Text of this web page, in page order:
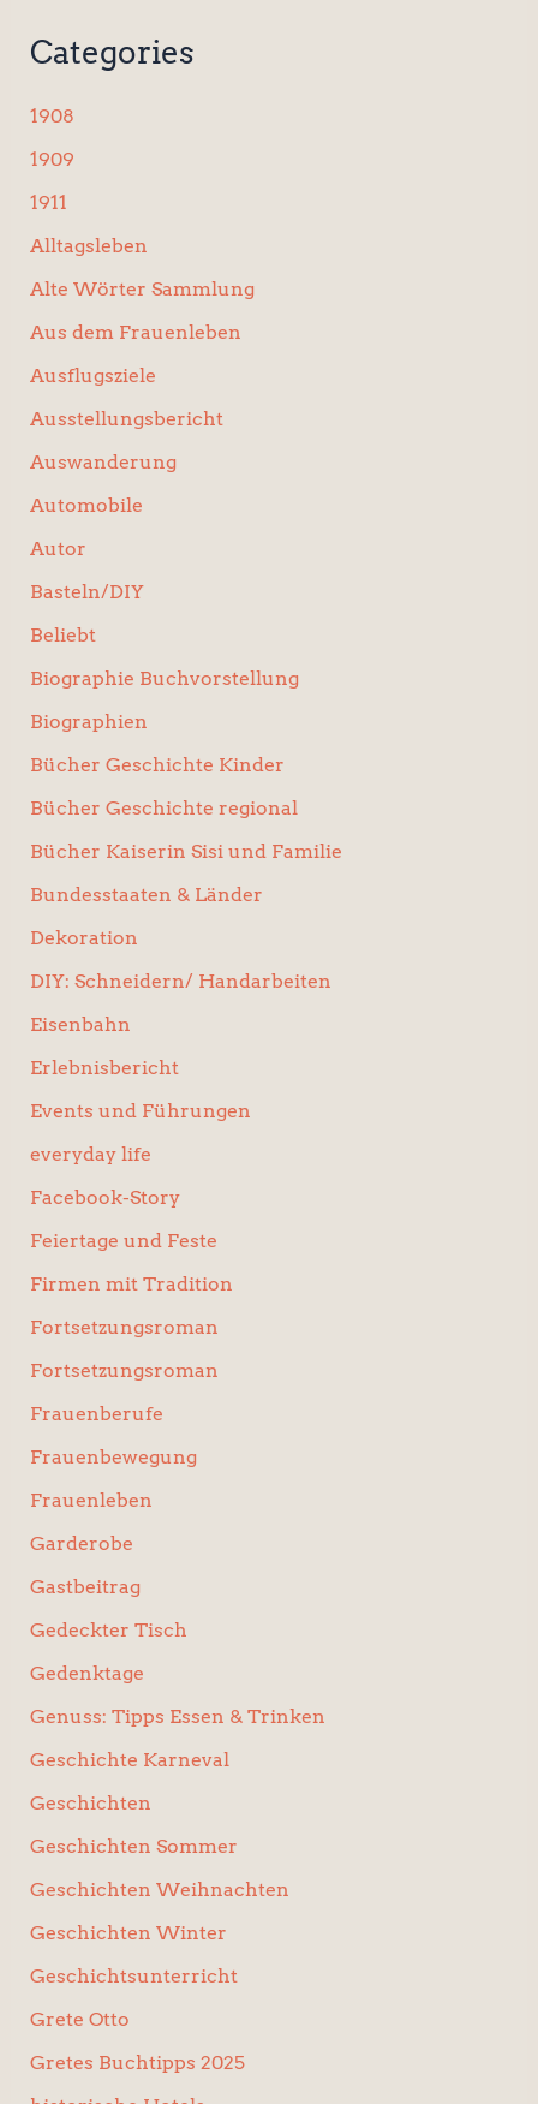
n
h
Categories
1908
1909
1911
Alltagsleben
Alte Wörter Sammlung
Aus dem Frauenleben
Ausflugsziele
Ausstellungsbericht
Auswanderung
Automobile
Autor
Basteln/DIY
Beliebt
Biographie Buchvorstellung
Biographien
Bücher Geschichte Kinder
Bücher Geschichte regional
Bücher Kaiserin Sisi und Familie
Bundesstaaten & Länder
Dekoration
DIY: Schneidern/ Handarbeiten
Eisenbahn
Erlebnisbericht
Events und Führungen
everyday life
Facebook-Story
Feiertage und Feste
Firmen mit Tradition
Fortsetzungsroman
Fortsetzungsroman
Frauenberufe
Frauenbewegung
Frauenleben
Garderobe
Gastbeitrag
Gedeckter Tisch
Gedenktage
Genuss: Tipps Essen & Trinken
Geschichte Karneval
Geschichten
Geschichten Sommer
Geschichten Weihnachten
Geschichten Winter
Geschichtsunterricht
Grete Otto
Gretes Buchtipps 2025